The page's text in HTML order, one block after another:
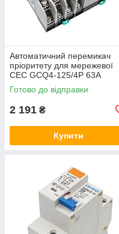
Автоматичний перемикач
пріоритету для мережевої
СЕС GCQ4-125/4Р 63A
Готово до відправки
2 191 ₴
Купити